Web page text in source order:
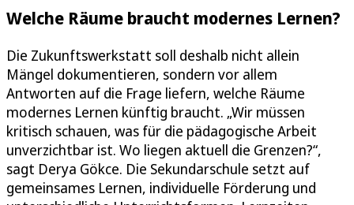
Welche Räume braucht modernes Lernen?
Die Zukunftswerkstatt soll deshalb nicht allein
Mängel dokumentieren, sondern vor allem
Antworten auf die Frage liefern, welche Räume
modernes Lernen künftig braucht. „Wir müssen
kritisch schauen, was für die pädagogische Arbeit
unverzichtbar ist. Wo liegen aktuell die Grenzen?“,
sagt Derya Gökce. Die Sekundarschule setzt auf
gemeinsames Lernen, individuelle Förderung und